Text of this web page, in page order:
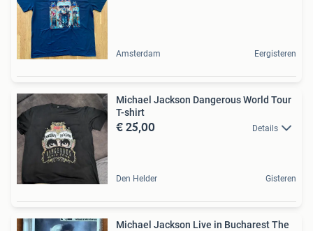
Amsterdam Eergisteren
Michael Jackson Dangerous World Tour
T-shirt
€ 25,00 Details
Den Helder Gisteren
Michael Jackson Live in Bucharest The